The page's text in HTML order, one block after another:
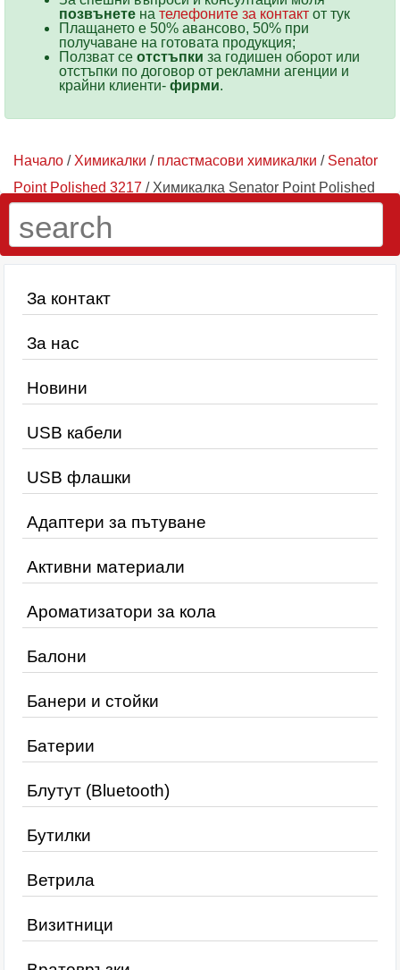
позвънете на телефоните за контакт от тук
Плащането е 50% авансово, 50% при
получаване на готовата продукция;
Ползват се отстъпки за годишен оборот или
отстъпки по договор от рекламни агенции и
крайни клиенти- фирми.
Начало / Химикалки / пластмасови химикалки / Senator
Point Polished 3217 / Химикалка Senator Point Polished
3217-186 Червена
За контакт
За нас
Новини
USB кабели
USB флашки
Адаптери за пътуване
Активни материали
Ароматизатори за кола
Балони
Банери и стойки
Батерии
Блутут (Bluetooth)
Бутилки
Ветрила
Визитници